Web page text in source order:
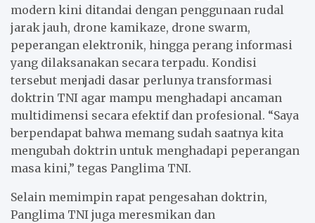
modern kini ditandai dengan penggunaan rudal
jarak jauh, drone kamikaze, drone swarm,
peperangan elektronik, hingga perang informasi
yang dilaksanakan secara terpadu. Kondisi
tersebut menjadi dasar perlunya transformasi
doktrin TNI agar mampu menghadapi ancaman
multidimensi secara efektif dan profesional. “Saya
berpendapat bahwa memang sudah saatnya kita
mengubah doktrin untuk menghadapi peperangan
masa kini,” tegas Panglima TNI.
Selain memimpin rapat pengesahan doktrin,
Panglima TNI juga meresmikan dan